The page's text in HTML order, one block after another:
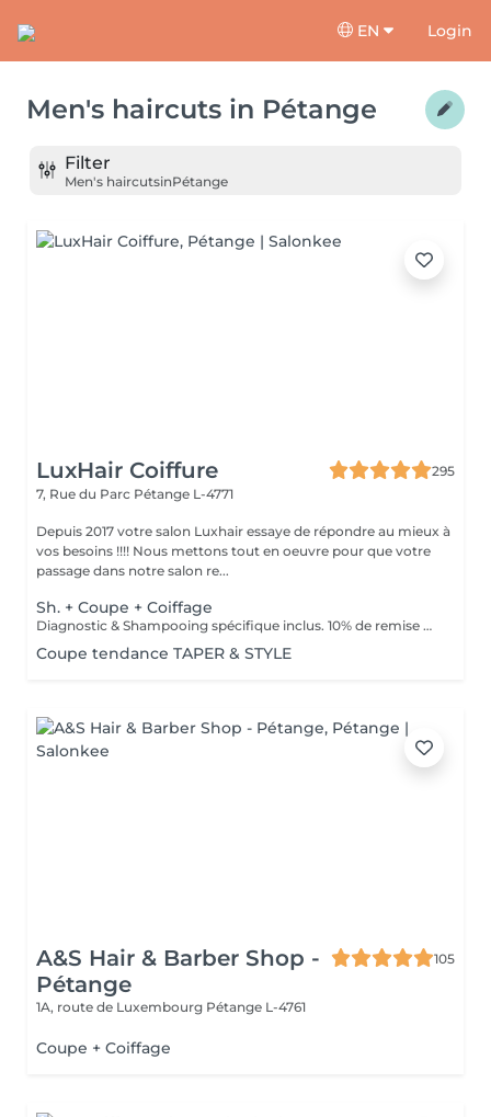
EN Login
Men's haircuts in Pétange
Filter
Men's haircutsinPétange
LuxHair Coiffure
295
7, Rue du Parc Pétange L-4771
Depuis 2017 votre salon Luxhair essaye de répondre au mieux à
vos besoins !!!! Nous mettons tout en oeuvre pour que votre
passage dans notre salon re...
Sh. + Coupe + Coiffage
Diagnostic & Shampooing spécifique inclus. 10% de remise pour les étudiants (surr présentation d'un justificatif).
Coupe tendance TAPER & STYLE
A&S Hair & Barber Shop -
Pétange
105
1A, route de Luxembourg Pétange L-4761
Coupe + Coiffage